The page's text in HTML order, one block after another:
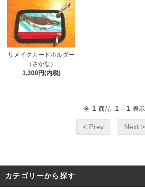
リメイクカードホルダー
（さかな）
1,300円(内税)
全 1 商品 1 - 1 表示
< Prev Next >
カテゴリーから探す